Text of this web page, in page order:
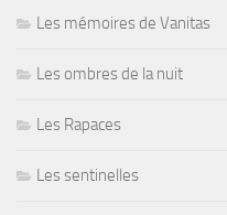
Les mémoires de Vanitas
Les ombres de la nuit
Les Rapaces
Les sentinelles